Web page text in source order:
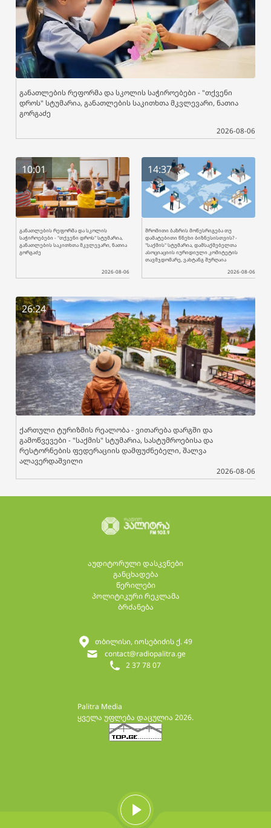
განათლების რეფორმა და სკოლის საჭიროებები - "თქვენი
დროს" სტუმარია, განათლების საკითხთა მკვლევარი, ნათია
გორგაძე
2026-08-06
10:01
განათლების რეფორმა და სკოლის
საჭიროებები - "თქვენი დროს" სტუმარია,
განათლების საკითხთა მკვლევარი, ნათია
გორგაძე
2026-08-06
14:37
შრომითი ბაზრის მოწესრიგება თუ
დამატებითი წნეხი ბიზნესისთვის? -
"საქმის" სტუმარია, დამსაქმებელთა
ასოციაციის იურიდიული კომიტეტის
თავმჯდომარე, ვახტანგ შურღაია
2026-08-06
26:24
ქართული ტურიზმის რეალობა - ვითარება დარგში და
გამოწვევები - "საქმის" სტუმარია, სასტუმროებისა და
რესტორნების ფედერაციის დამფუძნებელი, შალვა
ალავერდაშვილი
2026-08-06
აუდიტორული დასკვნები
განცხადება
წერილები
პოლიტიკური რეკლამა
ბრძანება
Palitra Media
ყველა უფლება დაცულია 2026.
2 37 78 07
contact@radiopalitra.ge
თბილისი, იოსებიძის ქ. 49